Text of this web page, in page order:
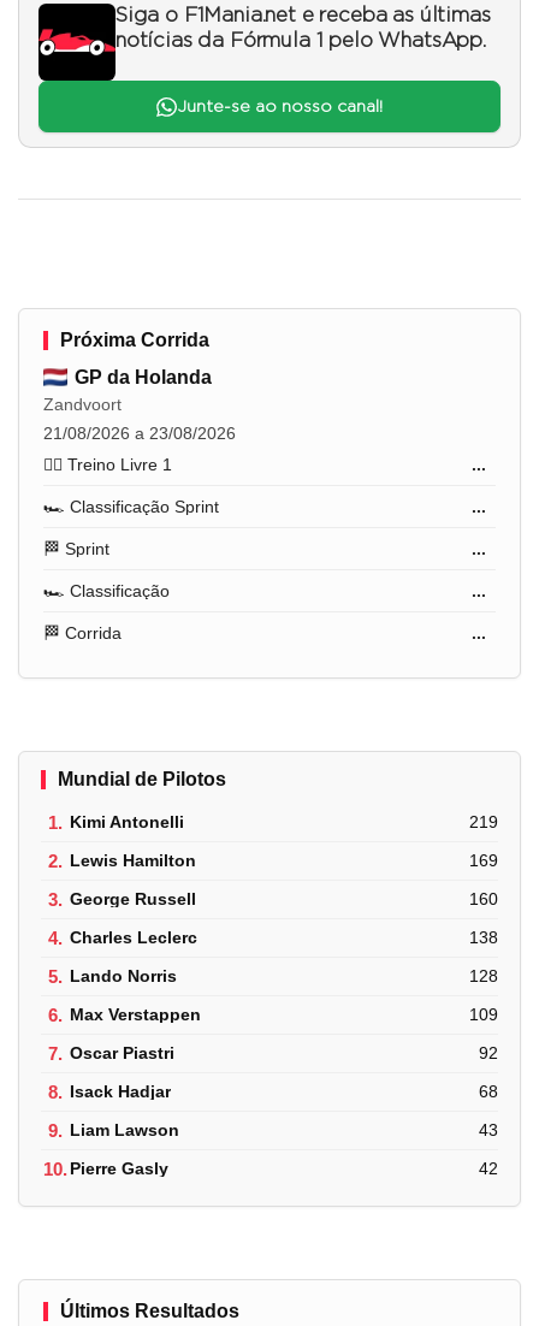
Siga o F1Mania.net e receba as últimas
notícias da Fórmula 1 pelo WhatsApp.
Junte-se ao nosso canal!
Próxima Corrida
GP da Holanda
Zandvoort
21/08/2026 a 23/08/2026
🏋️‍♂️ Treino Livre 1
...
🏎️ Classificação Sprint ...
🏁 Sprint ...
🏎️ Classificação ...
🏁 Corrida ...
Mundial de Pilotos
1. Kimi Antonelli 219
2. Lewis Hamilton 169
3. George Russell 160
4. Charles Leclerc 138
5. Lando Norris 128
6. Max Verstappen 109
7. Oscar Piastri 92
8. Isack Hadjar 68
9. Liam Lawson 43
10.Pierre Gasly 42
Últimos Resultados